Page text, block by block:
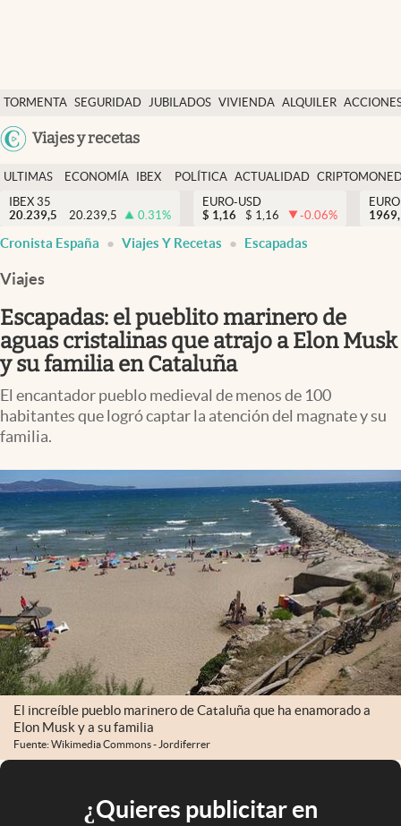
TORMENTA SEGURIDAD JUBILADOS VIVIENDA ALQUILER
Viajes y recetas
Economía y finanzas
Política
Actualidad
Criptomonedas
España
ULTIMAS
NOTICIAS
ECONOMÍA
FINANZAS
IBEX
EURO
POLÍTICA ACTUALIDAD
IBEX 35
20.239,5
20.239,5 0.31%
EURO-USD
$ 1,16 $ 1,16 -0.06%
Cronista España Viajes Y Recetas Escapadas
Viajes
Escapadas: el pueblito marinero de
aguas cristalinas que atrajo a Elon Musk
y su familia en Cataluña
El encantador pueblo medieval de menos de 100
habitantes que logró captar la atención del magnate y su
familia.
El increíble pueblo marinero de Cataluña que ha enamorado a
Elon Musk y a su familia
Fuente: Wikimedia Commons - Jordiferrer
¿Quieres publicitar en